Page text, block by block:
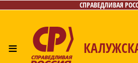
СПРАВЕДЛИВАЯ
≡